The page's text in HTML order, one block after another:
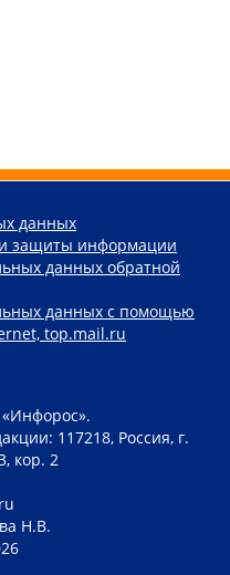
данных
защиты информации
данных обратной
данных с помощью
top.mail.ru
117218, Россия, г.
кор. 2
Н.В.